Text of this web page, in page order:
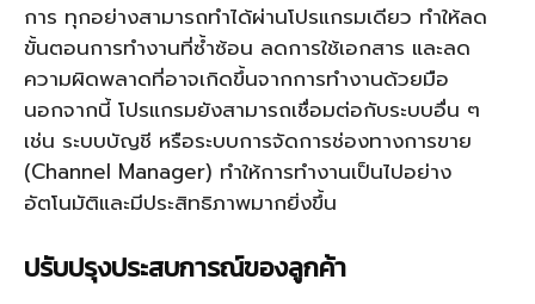
การ ทุกอย่างสามารถทำได้ผ่านโปรแกรมเดียว ทำให้ลด
ขั้นตอนการทำงานที่ซ้ำซ้อน ลดการใช้เอกสาร และลด
ความผิดพลาดที่อาจเกิดขึ้นจากการทำงานด้วยมือ
นอกจากนี้ โปรแกรมยังสามารถเชื่อมต่อกับระบบอื่น ๆ
เช่น ระบบบัญชี หรือระบบการจัดการช่องทางการขาย
(Channel Manager) ทำให้การทำงานเป็นไปอย่าง
อัตโนมัติและมีประสิทธิภาพมากยิ่งขึ้น
ปรับปรุงประสบการณ์ของลูกค้า